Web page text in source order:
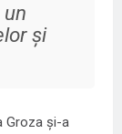
și
Groza și-a